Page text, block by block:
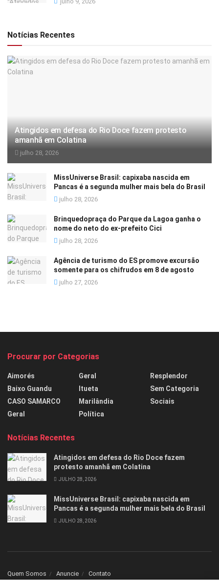
Notícias Recentes
Atingidos em defesa do Rio Doce fazem protesto
amanhã em Colatina
julho 28, 2026
MissUniverse Brasil: capixaba nascida em
Pancas é a segunda mulher mais bela do Brasil
julho 28, 2026
Brinquedopraça do Parque da Lagoa ganha o
nome do neto do ex-prefeito Cici
julho 28, 2026
Agência de turismo do ES promove excursão
somente para os chifrudos em 8 de agosto
julho 27, 2026
Procurar por Categorias
Aimorés
Baixo Guandu
CASO SAMARCO
Geral
Geral
Itueta
Marilândia
Política
Resplendor
Sem Categoria
Sociais
Notícias Recentes
Atingidos em defesa do Rio Doce fazem
protesto amanhã em Colatina
JULHO 28, 2026
MissUniverse Brasil: capixaba nascida em
Pancas é a segunda mulher mais bela do Brasil
JULHO 28, 2026
Quem Somos Anuncie Contato